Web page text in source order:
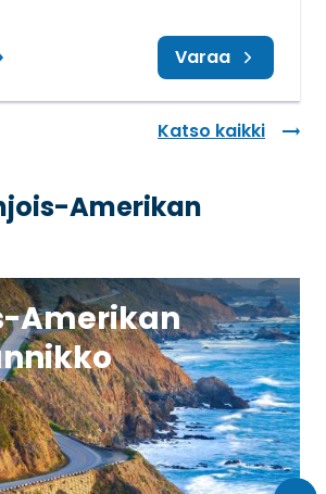
käyttörahaa risteilyille
Varaa
Katso kaikki
Amerikan
Amerikan